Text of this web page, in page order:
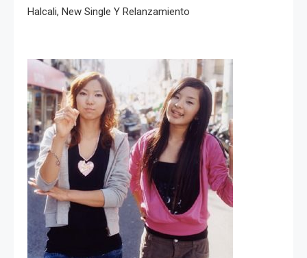
Halcali, New Single Y Relanzamiento